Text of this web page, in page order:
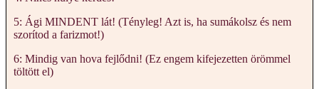
5: Ági MINDENT lát! (Tényleg! Azt is, ha sumákolsz és nem
szorítod a farizmot!)
6: Mindig van hova fejlődni! (Ez engem kifejezetten örömmel
töltött el)